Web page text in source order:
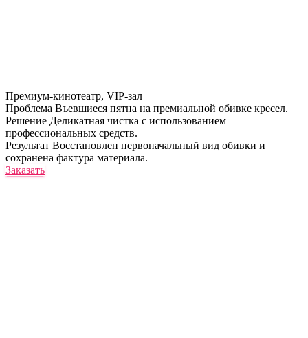
Премиум-кинотеатр, VIP-зал
Проблема Въевшиеся пятна на премиальной обивке кресел.
Решение Деликатная чистка с использованием
профессиональных средств.
Результат Восстановлен первоначальный вид обивки и
сохранена фактура материала.
Заказать